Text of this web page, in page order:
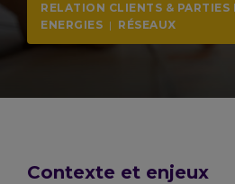
RELATION CLIENTS & PARTIES
ENERGIES | RÉSEAUX
Contexte et enjeux